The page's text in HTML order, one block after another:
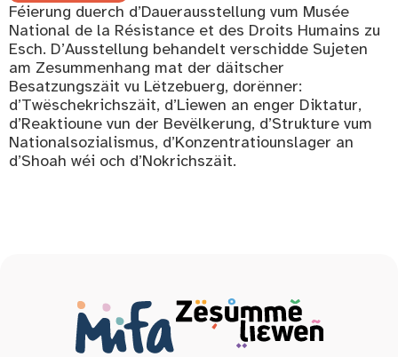
Féierung duerch d’Dauerausstellung vum Musée
National de la Résistance et des Droits Humains zu
Esch. D’Ausstellung behandelt verschidde Sujeten
am Zesummenhang mat der däitscher
Besatzungszäit vu Lëtzebuerg, dorënner:
d’Twëschekrichszäit, d’Liewen an enger Diktatur,
d’Reaktioune vun der Bevëlkerung, d’Strukture vum
Nationalsozialismus, d’Konzentratiounslager an
d’Shoah wéi och d’Nokrichszäit.